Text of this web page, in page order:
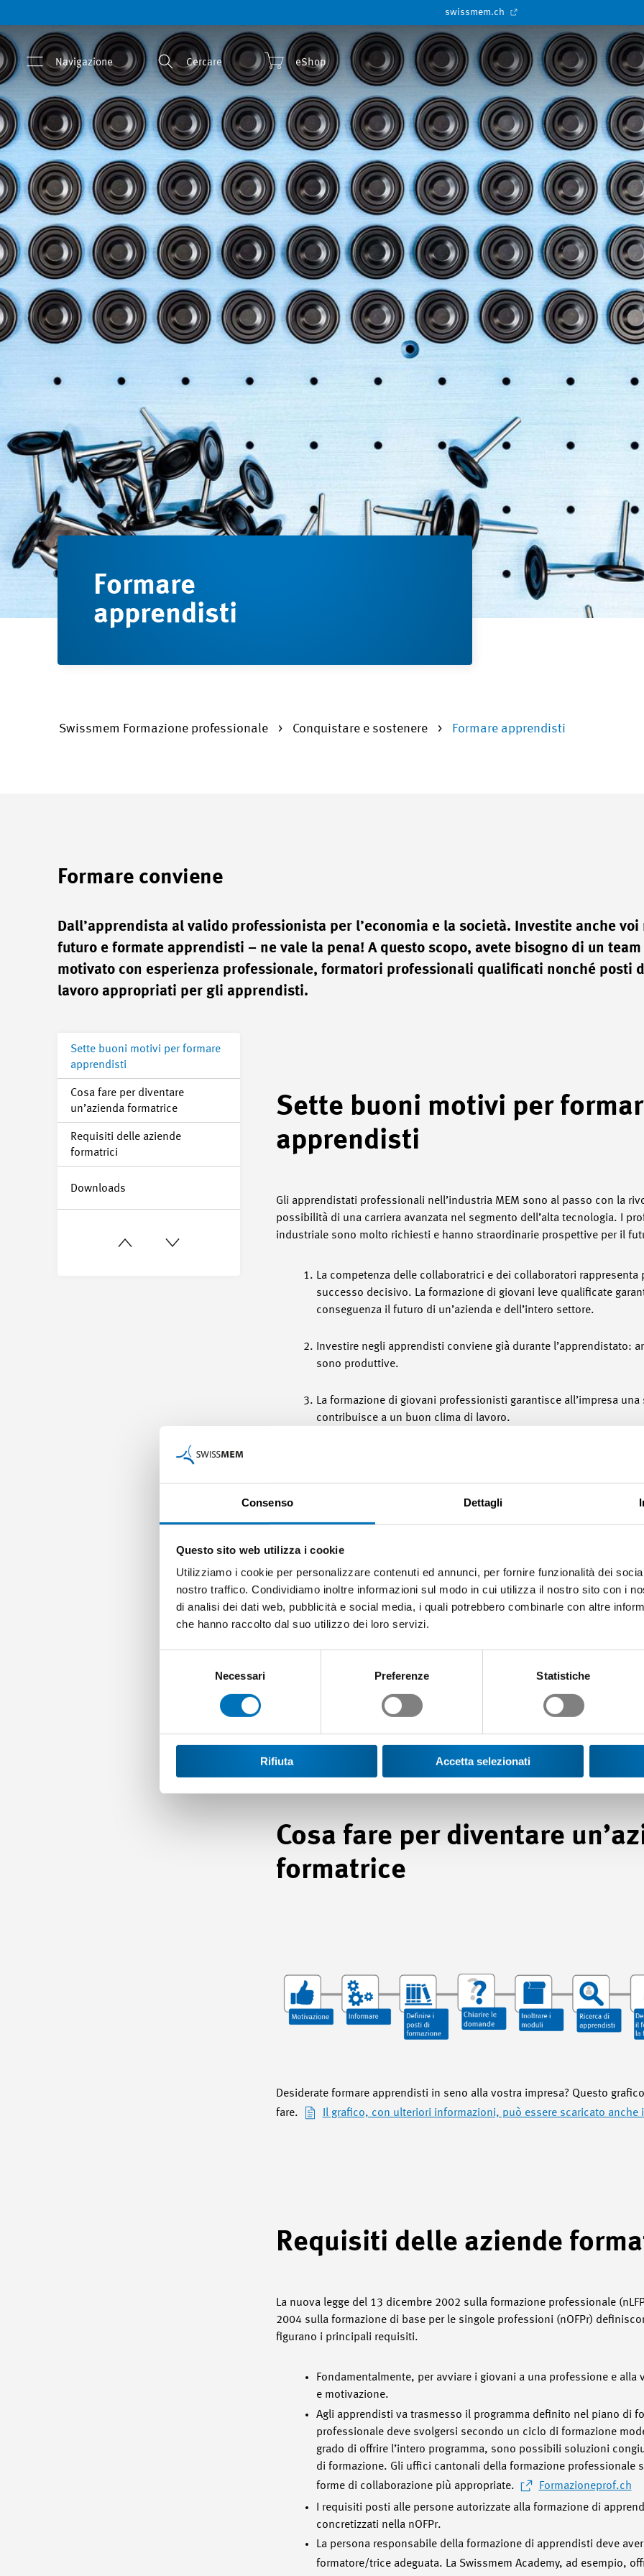
Consenso Dettagli
Questo sito web utilizza i cookie
Utilizziamo i cookie per personalizzare contenuti ed annunci, per fornire funzionalità dei
nostro traffico. Condividiamo inoltre informazioni sul modo in cui utilizza il nostro sito con i
di analisi dei dati web, pubblicità e social media, i quali potrebbero combinarle con altre
che hanno raccolto dal suo utilizzo dei loro servizi.
Necessari Preferenze Statistiche
Rifiuta Accetta selezionati
swissmem.ch
Navigazione Cercare eShop
Formare
apprendisti
Swissmem Formazione professionale Conquistare e sostenere Formare apprendisti
Formare conviene
Dall’apprendista al valido professionista per l’economia e la società. Investite anche voi
futuro e formate apprendisti – ne vale la pena! A questo scopo, avete bisogno di un team
motivato con esperienza professionale, formatori professionali qualificati nonché posti
lavoro appropriati per gli apprendisti.
Sette buoni motivi per formare
apprendisti
Cosa fare per diventare
un’azienda formatrice
Requisiti delle aziende
formatrici
Downloads
Sette buoni motivi per
apprendisti
Gli apprendistati professionali nell’industria MEM sono al passo con la
possibilità di una carriera avanzata nel segmento dell’alta tecnologia. I
industriale sono molto richiesti e hanno straordinarie prospettive per il
La competenza delle collaboratrici e dei collaboratori
successo decisivo. La formazione di giovani leve qualificate
conseguenza il futuro di un’azienda e dell’intero settore.
Investire negli apprendisti conviene già durante l’apprendistato:
sono produttive.
La formazione di giovani professionisti garantisce all’impresa una
contribuisce a un buon clima di lavoro.
La formazione degli apprendisti rafforza l’immagine dell’azienda
pubblica.
L’apprendistato è una fonte di giovani talenti ideale per le
apprendisti con l’azienda formatrice facilita il successivo ritorno
La formazione professionale duale è qualitativamente migliore,
esigenze, più vicina alla pratica, più flessibile e più economica
formazione professionale svizzero e si assumono un’importante
Cosa fare per diventare
formatrice
Desiderate formare apprendisti in seno alla vostra impresa? Questo
fare.
Il grafico, con ulteriori informazioni, può essere scaricato anche
Requisiti delle aziende
La nuova legge del 13 dicembre 2002 sulla formazione professionale
2004 sulla formazione di base per le singole professioni (nOFPr)
figurano i principali requisiti.
Fondamentalmente, per avviare i giovani a una professione e
e motivazione.
Agli apprendisti va trasmesso il programma definito nel piano di
professionale deve svolgersi secondo un ciclo di formazione
grado di offrire l’intero programma, sono possibili soluzioni
di formazione. Gli uffici cantonali della formazione professionale
forme di collaborazione più appropriate.
Formazioneprof.ch
I requisiti posti alle persone autorizzate alla formazione di
concretizzati nella nOFPr.
La persona responsabile della formazione di apprendisti deve
formatore/trice adeguata. La Swissmem Academy, ad esempio,